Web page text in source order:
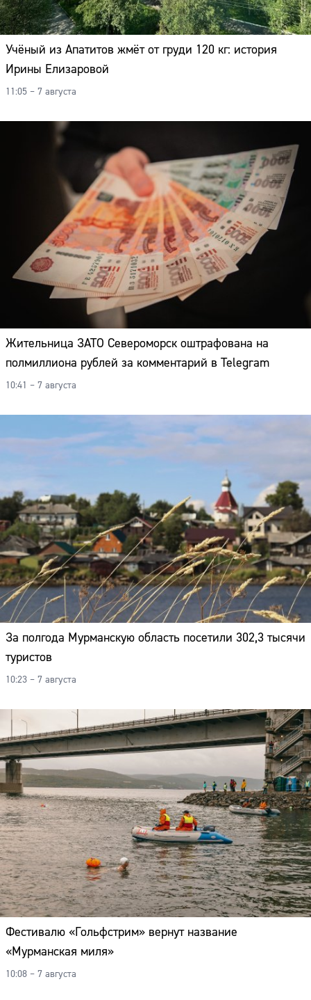
Учёный из Апатитов жмёт от груди 120 кг: история
Ирины Елизаровой
11:05 – 7 августа
Жительница ЗАТО Североморск оштрафована на
полмиллиона рублей за комментарий в Telegram
10:41 – 7 августа
За полгода Мурманскую область посетили 302,3 тысячи
туристов
10:23 – 7 августа
Фестивалю «Гольфстрим» вернут название
«Мурманская миля»
10:08 – 7 августа